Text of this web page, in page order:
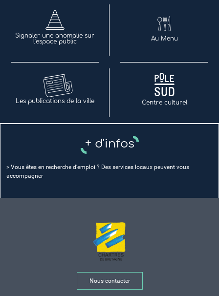
Signaler une anomalie sur
l’espace public
Au Menu
Les publications de la ville Centre culturel
+ d'infos
> Vous êtes en recherche d’emploi ? Des services locaux peuvent vous
accompagner
Nous contacter